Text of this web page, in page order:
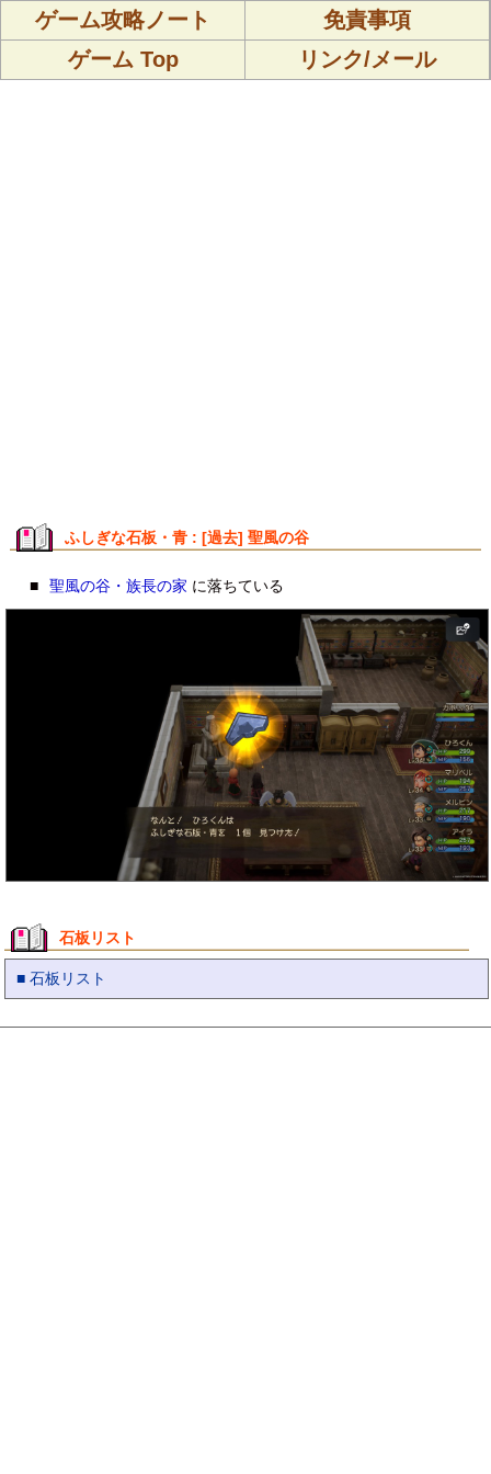
ゲーム攻略ノート
免責事項
ゲーム Top
リンク/メール
ふしぎな石板・青 : [過去] 聖風の谷
■ 聖風の谷・族長の家 に落ちている
石板リスト
■ 石板リスト